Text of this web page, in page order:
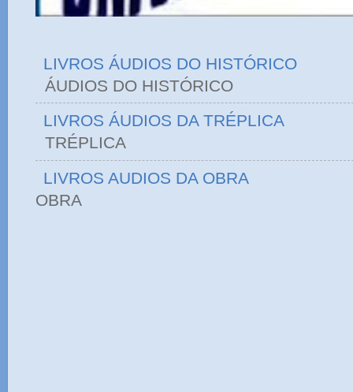
LIVROS ÁUDIOS DO HISTÓRICO
ÁUDIOS DO
LIVROS ÁUDIOS DA TRÉPLICA
TRÉPLICA
LIVROS AUDIOS DA OBRA
OBRA